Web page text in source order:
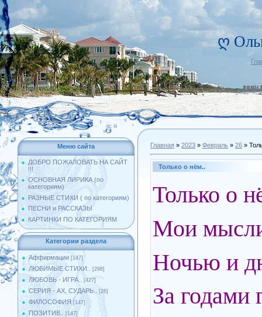
ღ
Меню сайта
ДОБРО ПОЖАЛОВАТЬ НА САЙТ
!!!
ОСНОВНАЯ ЛИРИКА (по
категориям)
РАЗНЫЕ СТИХИ ( по категориям)
ПЕСНИ и РАССКАЗЫ
КАРТИНКИ ПО КАТЕГОРИЯМ
Категории раздела
Аффирмации [147]
ЛЮБИМЫЕ СТИХИ.. [298]
ЛЮБОВЬ - ИГРА.. [427]
СЕРИЯ - АХ, СУДАРЬ.. [26]
ФИЛОСОФИЯ [147]
ПОЗИТИВ.. [147]
Главная » 2023 » Февраль » 26 »
Только о нём..
Только о
Мои
Ночью и
За годами